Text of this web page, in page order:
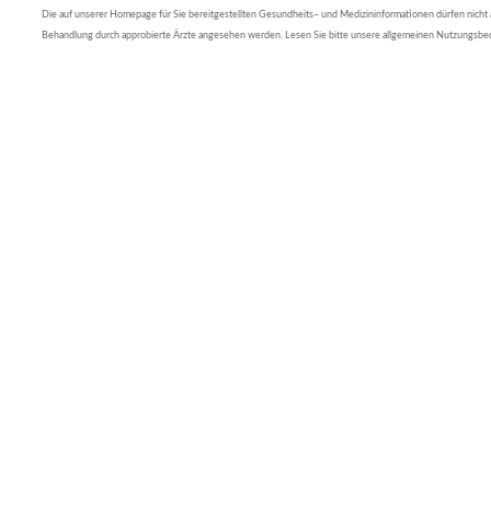
Die auf unserer Homepage für Sie bereitgestellten Gesundheits– und Medizininformationen dürfen nicht
Behandlung durch approbierte Ärzte angesehen werden. Lesen Sie bitte unsere allgemeinen